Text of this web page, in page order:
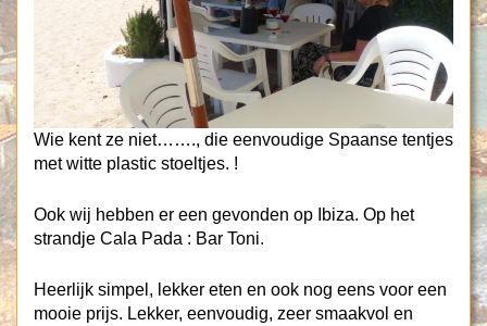
Wie kent ze niet……., die eenvoudige Spaanse tentjes
met witte plastic stoeltjes. !
Ook wij hebben er een gevonden op Ibiza. Op het
strandje Cala Pada : Bar Toni.
Heerlijk simpel, lekker eten en ook nog eens voor een
mooie prijs. Lekker, eenvoudig, zeer smaakvol en